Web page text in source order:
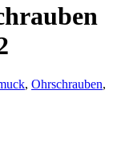
, Ohrschrauben,